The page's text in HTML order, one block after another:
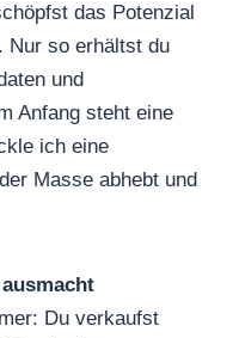
das Potenzial
Nur so erhältst du
und
Anfang steht eine
ich eine
Masse abhebt und
Du verkaufst